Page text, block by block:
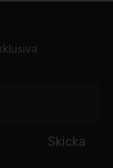
Skicka